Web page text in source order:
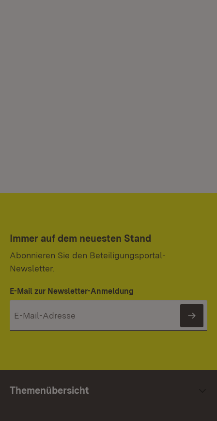
Immer auf dem neuesten Stand
Abonnieren Sie den Beteiligungsportal-
Newsletter.
E-Mail zur Newsletter-Anmeldung
Themenübersicht